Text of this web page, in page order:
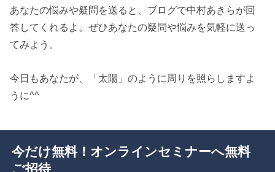
あなたの悩みや疑問を送ると、ブログで中村あきらが回
答してくれるよ。ぜひあなたの疑問や悩みを気軽に送っ
てみよう。
今日もあなたが、「太陽」のように周りを照らしますよ
うに^^
今だけ無料！オンラインセミナーへ無料
ご招待